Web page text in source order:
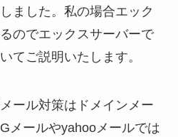
ました。私の場合エック
のでエックスサーバーで
てご説明いたします。
ール対策はドメインメー
メールやyahooメールでは